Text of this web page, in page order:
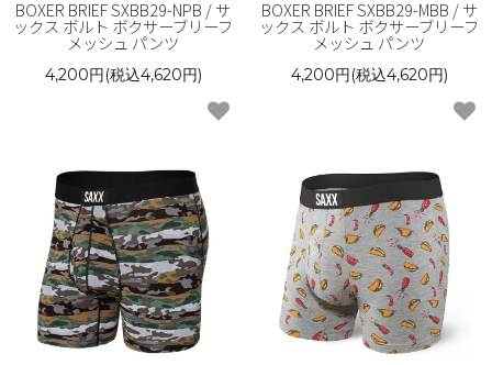
BOXER BRIEF SXBB29-NPB / サ
ックス ボルト ボクサーブリーフ
メッシュ パンツ
4,200円(税込4,620円)
BOXER BRIEF SXBB29-MBB / サ
ックス ボルト ボクサーブリーフ
メッシュ パンツ
4,200円(税込4,620円)